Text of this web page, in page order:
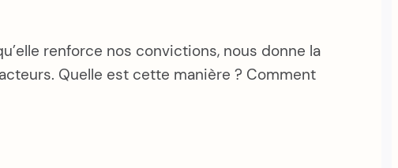
renforce nos convictions, nous donne la
Quelle est cette manière ? Comment